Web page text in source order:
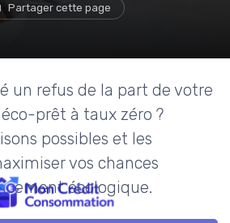
Partager cette page
un refus de la part de votre
prêt à taux zéro ?
possibles et les
vos chances
écologique.